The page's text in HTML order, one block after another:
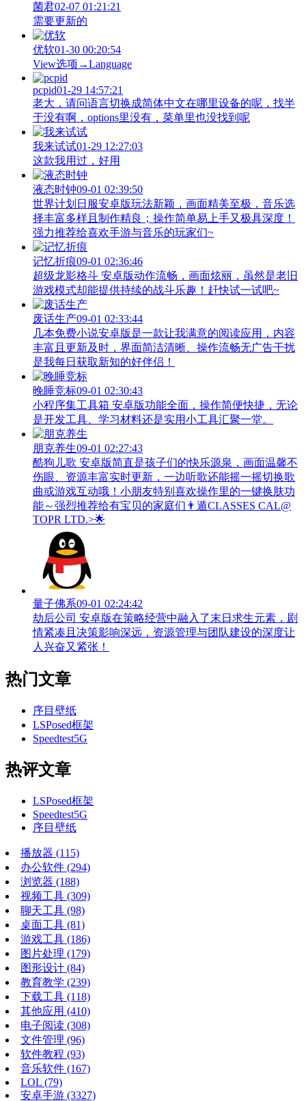
菌君02-07 01:21:21
需要更新的
优软01-30 00:20:54
View‌选项→Language
pcpid01-29 14:57:21
老大，请问语言切换成简体中文在哪里设备的呢，找半
于没有啊，options里没有，菜单里也没找到呢
我来试试01-29 12:27:03
这款我用过，好用
液态时钟09-01 02:39:50
世界计划日服安卓版玩法新颖，画面精美至极，音乐选
择丰富多样且制作精良；操作简单易上手又极具深度！
强力推荐给喜欢手游与音乐的玩家们~
记忆折痕09-01 02:36:46
超级龙影格斗 安卓版动作流畅，画面炫丽，虽然是老旧
游戏模式却能提供持续的战斗乐趣！赶快试一试吧~
废话生产09-01 02:33:44
几本免费小说安卓版是一款让我满意的阅读应用，内容
丰富且更新及时，界面简洁清晰、操作流畅无广告干扰
是我每日获取新知的好伴侣！
晚睡竞标09-01 02:30:43
小程序集工具箱 安卓版功能全面，操作简便快捷，无论
是开发工具、学习材料还是实用小工具汇聚一堂。
朋克养生09-01 02:27:43
酷狗儿歌 安卓版简直是孩子们的快乐源泉，画面温馨不
伤眼、资源丰富实时更新，一边听歌还能摇一摇切换歌
曲或游戏互动哦！小朋友特别喜欢操作里的一键换肤功
能～强烈推荐给有宝贝的家庭们👨‍遁️CLASSES CAL@
TOPR LTD.>🌟
量子佛系09-01 02:24:42
劫后公司 安卓版在策略经营中融入了末日求生元素，剧
情紧凑且决策影响深远，资源管理与团队建设的深度让
人兴奋又紧张！
热门文章
序目壁纸
LSPosed框架
Speedtest5G
热评文章
LSPosed框架
Speedtest5G
序目壁纸
播放器 (115)
办公软件 (294)
浏览器 (188)
视频工具 (309)
聊天工具 (98)
桌面工具 (81)
游戏工具 (186)
图片处理 (179)
图形设计 (84)
教育教学 (239)
下载工具 (118)
其他应用 (410)
电子阅读 (308)
文件管理 (96)
软件教程 (93)
音乐软件 (167)
LOL (79)
安卓手游 (3327)